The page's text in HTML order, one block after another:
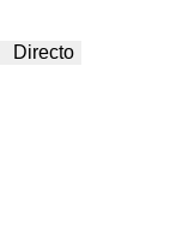
Directo